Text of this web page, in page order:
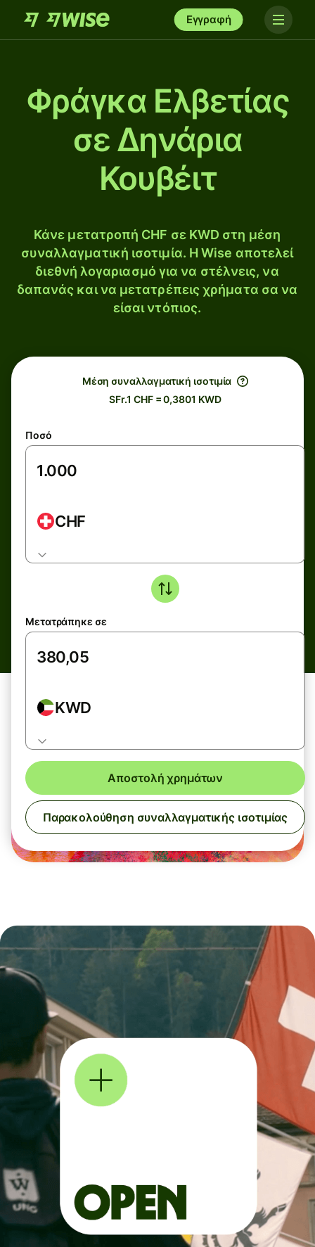
Εγγραφή
Φράγκα Ελβετίας
σε Δηνάρια
Κουβέιτ
Κάνε μετατροπή CHF σε KWD στη μέση
συναλλαγματική ισοτιμία. Η Wise αποτελεί
διεθνή λογαριασμό για να στέλνεις, να
δαπανάς και να μετατρέπεις χρήματα σα να
είσαι ντόπιος.
Μέση συναλλαγματική ισοτιμία
SFr.1 CHF = 0,3801 KWD
Ποσό
CHF
Μετατράπηκε σε
KWD
Αποστολή χρημάτων
Παρακολούθηση συναλλαγματικής ισοτιμίας